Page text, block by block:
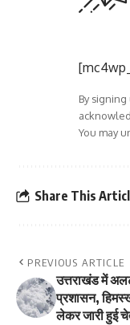
By
You may
Share This
PREVIOUS ARTICLE
उत्तराखंड में
प्रशासन,
लेकर जारी हुई